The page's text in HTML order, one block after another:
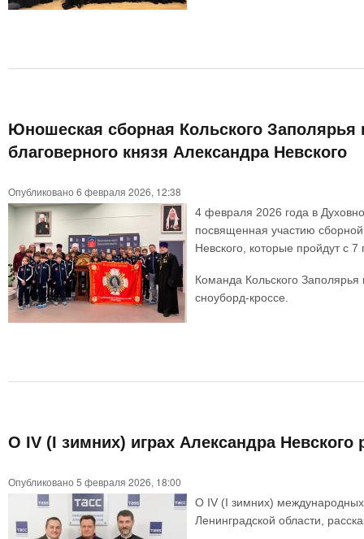
Юношеская сборная Кольского Заполярья
благоверного князя Александра Невского
Опубликовано 6 февраля 2026, 12:38
4 февраля 2026 года в
посвященная участию
Невского, которые пройдут с
Команда Кольского
сноуборд-кроссе.
О IV (I зимних) играх Александра Невского
Опубликовано 5 февраля 2026, 18:00
О IV (I зимних) международных
Ленинградской области,